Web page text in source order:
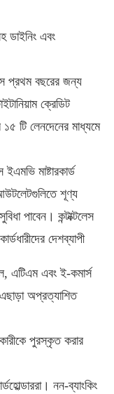
ডাইনিং এবং
প্রথম বছরের জন্য
ক্রেডিট
১৫ টি লেনদেনের মাধ্যমে
মাষ্টারকার্ড
আউটলেটগুলিতে শূণ্য
পাবেন। কন্টাক্টলেস
দেশব্যাপী
এটিএম এবং ই-কমার্স
অপ্রত্যাশিত
পুরস্কৃত করার
নন-ব্যাংকিং